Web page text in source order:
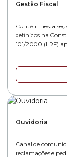
Gestão Fiscal
Contém nesta
definidos na
101/2000 (LRF)
Ouvidoria
Canal de
reclamações e